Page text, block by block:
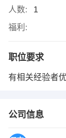
人数:
1
福利:
职位要求
有相关经验者
公司信息